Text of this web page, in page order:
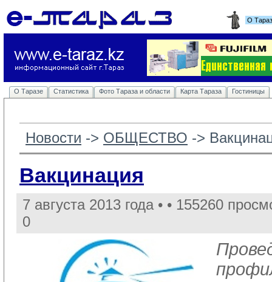
О
О Таразе Статистика Фото Тараза и области Карта Тараза Гостиницы
Новости -> ОБЩЕСТВО ->
Вакцинация
7 августа 2013 года • • 155260
0